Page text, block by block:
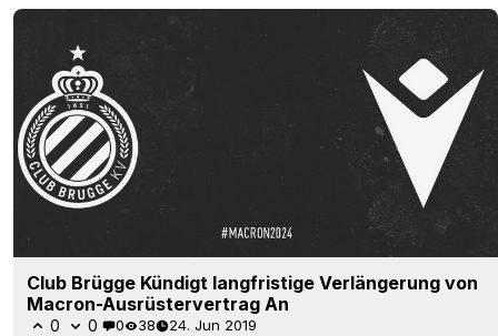
Club Brügge Kündigt langfristige Verlängerung von
Macron-Ausrüstervertrag An
0 0 0 38 24. Jun 2019